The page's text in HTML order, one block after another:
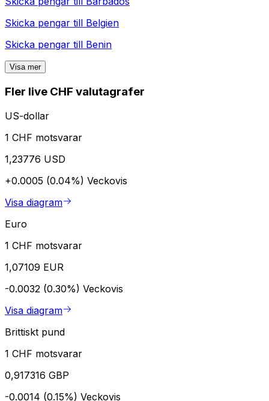
Skicka pengar till Belgien
Skicka pengar till Benin
Visa mer
Fler live CHF valutagrafer
US-dollar
1 CHF motsvarar
1,23776 USD
+0.0005 (0.04%) Veckovis
Visa diagram
Euro
1 CHF motsvarar
1,07109 EUR
-0.0032 (0.30%) Veckovis
Visa diagram
Brittiskt pund
1 CHF motsvarar
0,917316 GBP
-0.0014 (0.15%) Veckovis